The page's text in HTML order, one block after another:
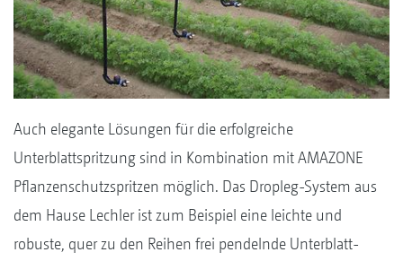
Auch elegante Lösungen für die erfolgreiche
Unterblattspritzung sind in Kombination mit AMAZONE
Pflanzenschutzspritzen möglich. Das Dropleg-System aus
dem Hause Lechler ist zum Beispiel eine leichte und
robuste, quer zu den Reihen frei pendelnde Unterblatt-